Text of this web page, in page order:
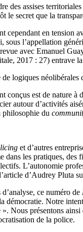
des assises
secret que la
cependant en
l’appellation
avec Emanuel
2017 : 27) entrave
logiques
est de nature
autour d’activités
philosophie du
et d’autres
les pratiques,
L’autonomie
d’Audrey Pluta
ce numéro de
Notre
présentons
de la police.